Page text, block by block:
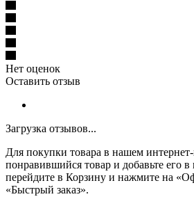
Нет оценок
Оставить отзыв
Загрузка отзывов...
Для покупки товара в нашем
понравившийся товар и добавьте его в
перейдите в Корзину и нажмите на
«Быстрый заказ».